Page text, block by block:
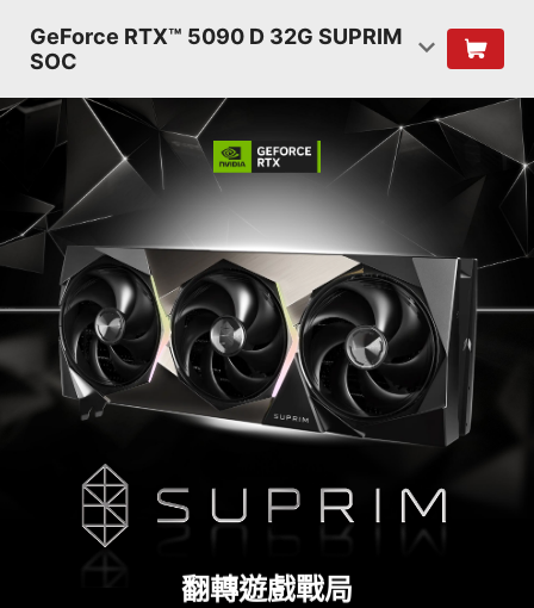
GeForce RTX™ 5090 D 32G SUPRIM
SOC
翻轉遊戲戰局